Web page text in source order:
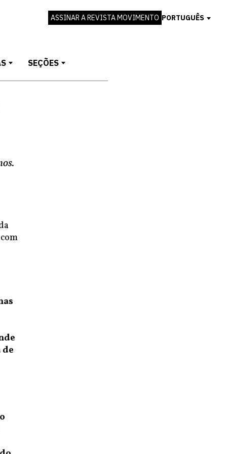
ASSINAR A REVISTA MOVIMENTO PORTUGUÊS
SEÇÕES